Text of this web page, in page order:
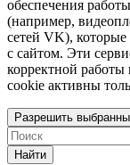
обеспечения
(например,
сетей VK),
с сайтом. Эти
корректной
cookie активны
Разрешить
Найти